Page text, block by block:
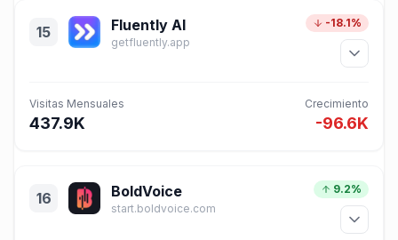
15 Fluently AI
getfluently.app
-18.1%
Visitas Mensuales
437.9K
Crecimiento
-96.6K
16 BoldVoice
start.boldvoice.com
9.2%